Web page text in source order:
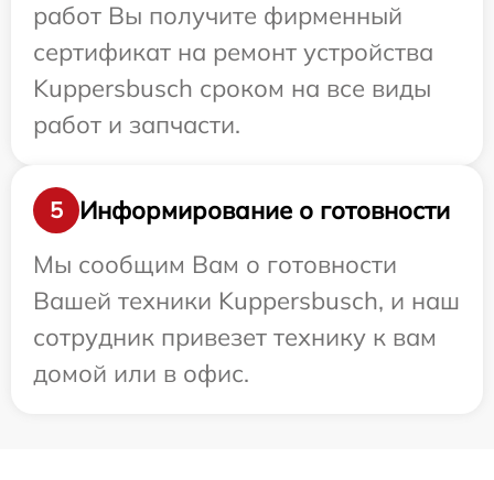
работ Вы получите фирменный
сертификат на ремонт устройства
Kuppersbusch сроком на все виды
работ и запчасти.
5
Информирование о готовности
Мы сообщим Вам о готовности
Вашей техники Kuppersbusch, и наш
сотрудник привезет технику к вам
домой или в офис.